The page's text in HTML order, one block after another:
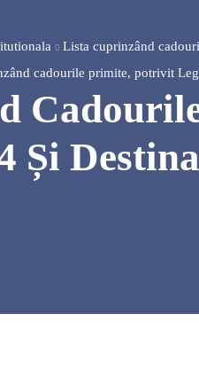
Lista cuprinzând
cadourile primite, potrivit
Și